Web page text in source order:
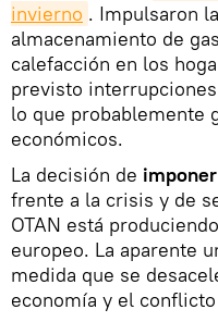
invierno . Impulsaron
almacenamiento de
calefacción en los
previsto
lo que probablemente
económicos.
La decisión de
frente a la crisis y de
OTAN está
europeo. La aparente
medida que se
economía y el